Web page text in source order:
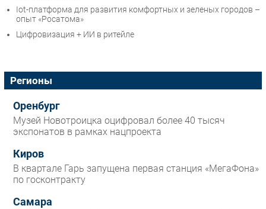
Iot-платформа для развития комфортных и зеленых городов –
опыт «Росатома»
Цифровизация + ИИ в ритейле
Регионы
Оренбург
Музей Новотроицка оцифровал более 40 тысяч
экспонатов в рамках нацпроекта
Киров
В квартале Гарь запущена первая станция «МегаФона»
по госконтракту
Самара